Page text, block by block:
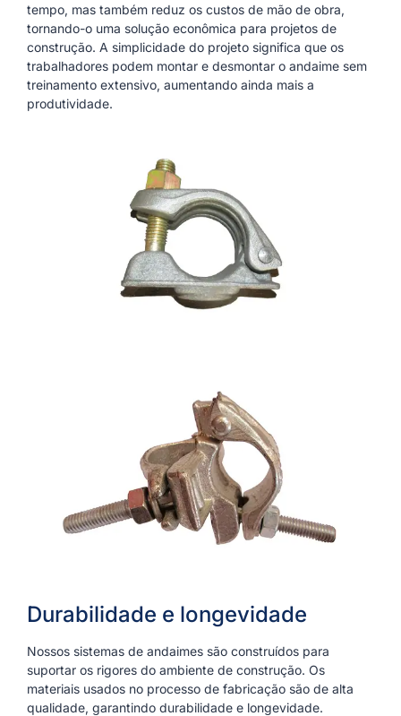
tempo, mas também reduz os custos de mão de obra,
tornando-o uma solução econômica para projetos de
construção. A simplicidade do projeto significa que os
trabalhadores podem montar e desmontar o andaime sem
treinamento extensivo, aumentando ainda mais a
produtividade.
Durabilidade e longevidade
Nossos sistemas de andaimes são construídos para
suportar os rigores do ambiente de construção. Os
materiais usados no processo de fabricação são de alta
qualidade, garantindo durabilidade e longevidade.